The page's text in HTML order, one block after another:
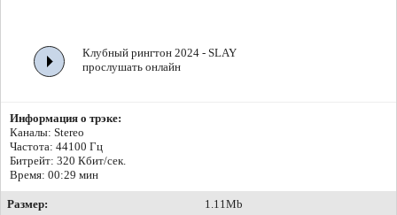
Клубный рингтон 2024 - SLAY
прослушать онлайн
Информация о трэке:
Каналы: Stereo
Частота: 44100 Гц
Битрейт: 320 Кбит/сек.
Время: 00:29 мин
Размер:
1.11Mb